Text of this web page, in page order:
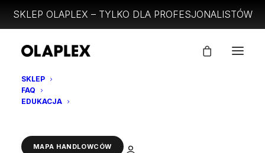
SKLEP OLAPLEX – TYLKO DLA PROFESJONALISTÓW
SKLEP
FAQ
EDUKACJA
MAPA HANDLOWCÓW ZALOGUJ
FRAMAR